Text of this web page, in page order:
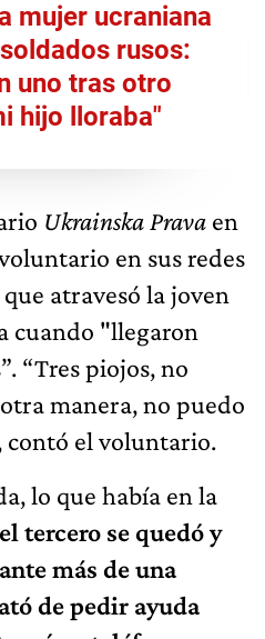
mujer ucraniana
rusos:
uno tras otro
hijo lloraba"
Ukrainska Prava en
en sus redes
atravesó la joven
cuando "llegaron
“Tres piojos, no
manera, no puedo
contó el voluntario.
lo que había en la
el tercero se quedó y
más de una
de pedir ayuda